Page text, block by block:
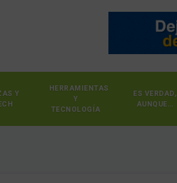
Y
HERRAMIENTAS
Y
TECNOLOGÍA
ES VERDAD,
AUNQUE…